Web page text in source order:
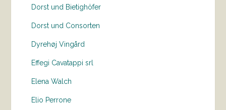
Dorst und Bietighöfer
Dorst und Consorten
Dyrehøj Vingård
Effegi Cavatappi srl
Elena Walch
Elio Perrone